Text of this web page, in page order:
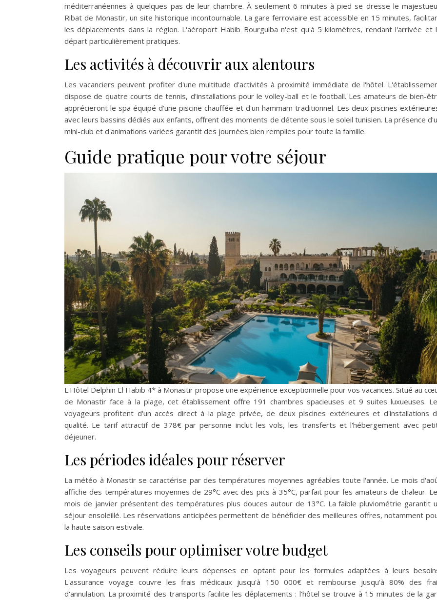
méditerranéennes à quelques pas de leur chambre. À seulement 6 minutes à pied se dresse le
Ribat de Monastir, un site historique incontournable. La gare ferroviaire est accessible en 15 minutes,
les déplacements dans la région. L'aéroport Habib Bourguiba n'est qu'à 5 kilomètres, rendant l'arrivée et
départ particulièrement pratiques.
Les activités à découvrir aux alentours
Les vacanciers peuvent profiter d'une multitude d'activités à proximité immédiate de l'hôtel.
dispose de quatre courts de tennis, d'installations pour le volley-ball et le football. Les amateurs de bien-
apprécieront le spa équipé d'une piscine chauffée et d'un hammam traditionnel. Les deux piscines
avec leurs bassins dédiés aux enfants, offrent des moments de détente sous le soleil tunisien. La présence
mini-club et d'animations variées garantit des journées bien remplies pour toute la famille.
Guide pratique pour votre séjour
L'Hôtel Delphin El Habib 4* à Monastir propose une expérience exceptionnelle pour vos vacances. Situé au
de Monastir face à la plage, cet établissement offre 191 chambres spacieuses et 9 suites luxueuses.
voyageurs profitent d'un accès direct à la plage privée, de deux piscines extérieures et d'installations
qualité. Le tarif attractif de 378€ par personne inclut les vols, les transferts et l'hébergement avec
déjeuner.
Les périodes idéales pour réserver
La météo à Monastir se caractérise par des températures moyennes agréables toute l'année. Le mois
affiche des températures moyennes de 29°C avec des pics à 35°C, parfait pour les amateurs de chaleur.
mois de janvier présentent des températures plus douces autour de 13°C. La faible pluviométrie garantit
séjour ensoleillé. Les réservations anticipées permettent de bénéficier des meilleures offres, notamment
la haute saison estivale.
Les conseils pour optimiser votre budget
Les voyageurs peuvent réduire leurs dépenses en optant pour les formules adaptées à leurs
L'assurance voyage couvre les frais médicaux jusqu'à 150 000€ et rembourse jusqu'à 80% des
d'annulation. La proximité des transports facilite les déplacements : l'hôtel se trouve à 15 minutes de la